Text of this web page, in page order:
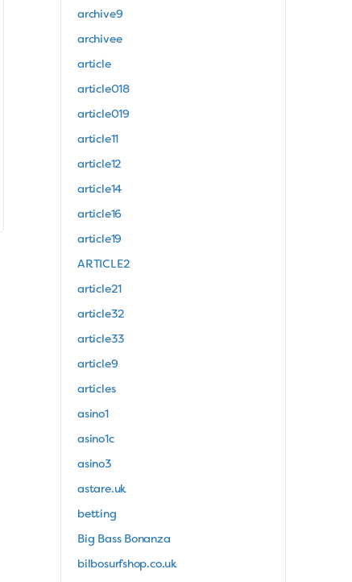
archive9
archivee
article
article018
article019
article11
article12
article14
article16
article19
ARTICLE2
article21
article32
article33
article9
articles
asino1
asino1c
asino3
astare.uk
betting
Big Bass Bonanza
bilbosurfshop.co.uk